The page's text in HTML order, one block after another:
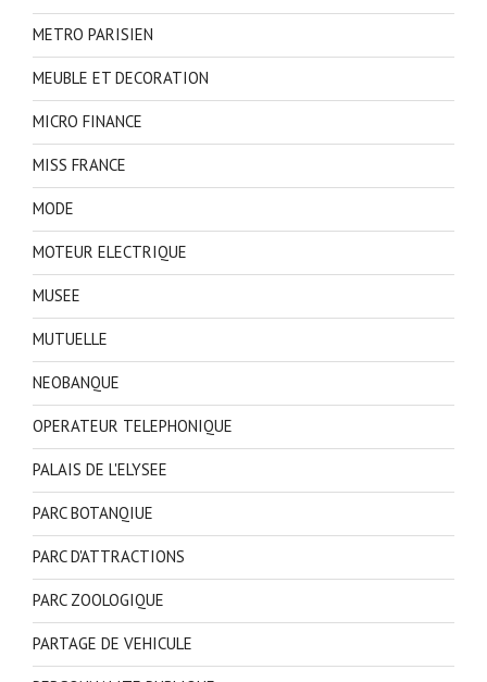
METRO PARISIEN
MEUBLE ET DECORATION
MICRO FINANCE
MISS FRANCE
MODE
MOTEUR ELECTRIQUE
MUSEE
MUTUELLE
NEOBANQUE
OPERATEUR TELEPHONIQUE
PALAIS DE L'ELYSEE
PARC BOTANQIUE
PARC D'ATTRACTIONS
PARC ZOOLOGIQUE
PARTAGE DE VEHICULE